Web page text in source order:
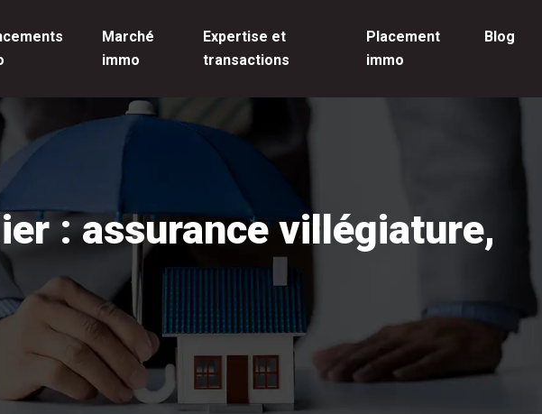
Marché
immo
Expertise et
transactions
Placement
immo
Blog
: assurance villégiature,